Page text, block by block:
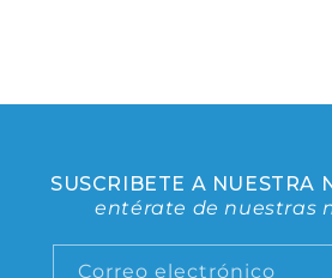
SUSCRIBETE A NUESTRA
entérate de nuestras
Correo electrónico